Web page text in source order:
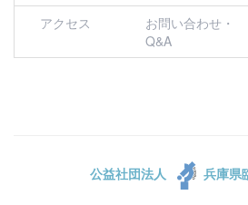
アクセス
お問い合わせ・
Q&A
公益社団法人 兵庫県